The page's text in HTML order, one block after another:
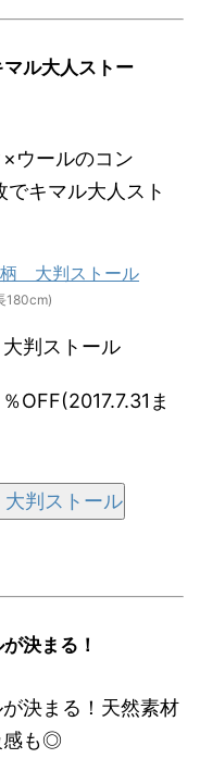
ル大人ストー
ウールのコン
キマル大人スト
180cm)
判ストール
OFF(2017.7.31ま
判ストール
決まる！
決まる！天然素材
感も◎